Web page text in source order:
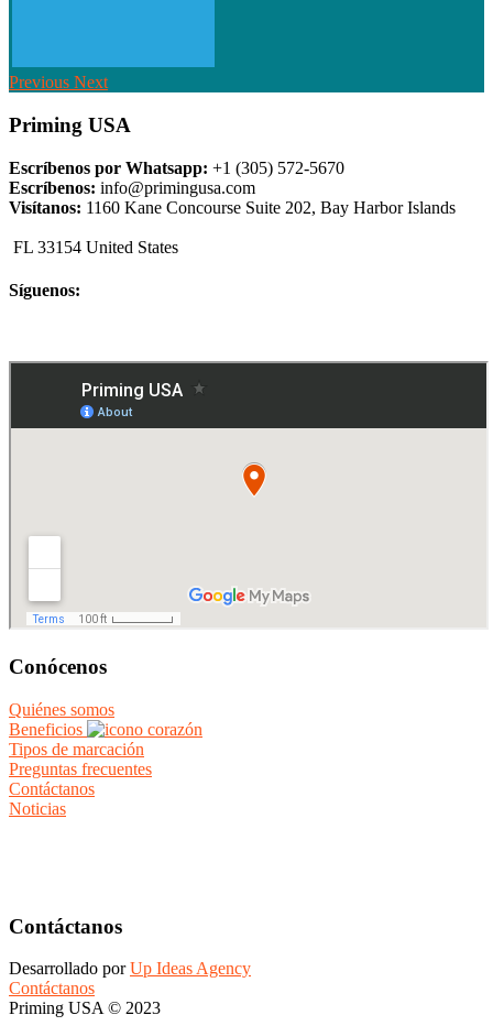
Previous Next
Priming USA
Escríbenos por Whatsapp: +1 (305) 572-5670
Escríbenos: info@primingusa.com
Visítanos: 1160 Kane Concourse Suite 202, Bay Harbor Islands
FL 33154 United States
Síguenos:
Conócenos
Quiénes somos
Beneficios
Tipos de marcación
Preguntas frecuentes
Contáctanos
Noticias
Contáctanos
Desarrollado porUp Ideas Agency
Contáctanos
Priming USA © 2023